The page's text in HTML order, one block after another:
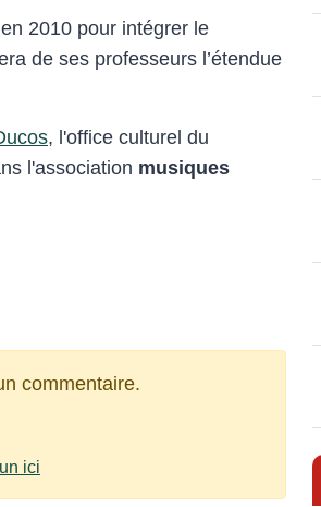
en 2010 pour intégrer le
de ses professeurs l’étendue
, l'office culturel du
l'association musiques
commentaire.
ici